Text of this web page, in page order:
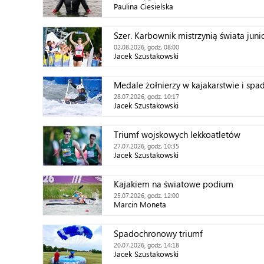
Paulina Ciesielska
Szer. Karbownik mistrzynią świata
02.08.2026, godz. 08:00
Jacek Szustakowski
Medale żołnierzy w kajakarstwie i
28.07.2026, godz. 10:17
Jacek Szustakowski
Triumf wojskowych lekkoatletów
27.07.2026, godz. 10:35
Jacek Szustakowski
Kajakiem na światowe podium
25.07.2026, godz. 12:00
Marcin Moneta
Spadochronowy triumf
20.07.2026, godz. 14:18
Jacek Szustakowski